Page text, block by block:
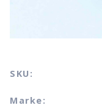
SKU:
Marke: